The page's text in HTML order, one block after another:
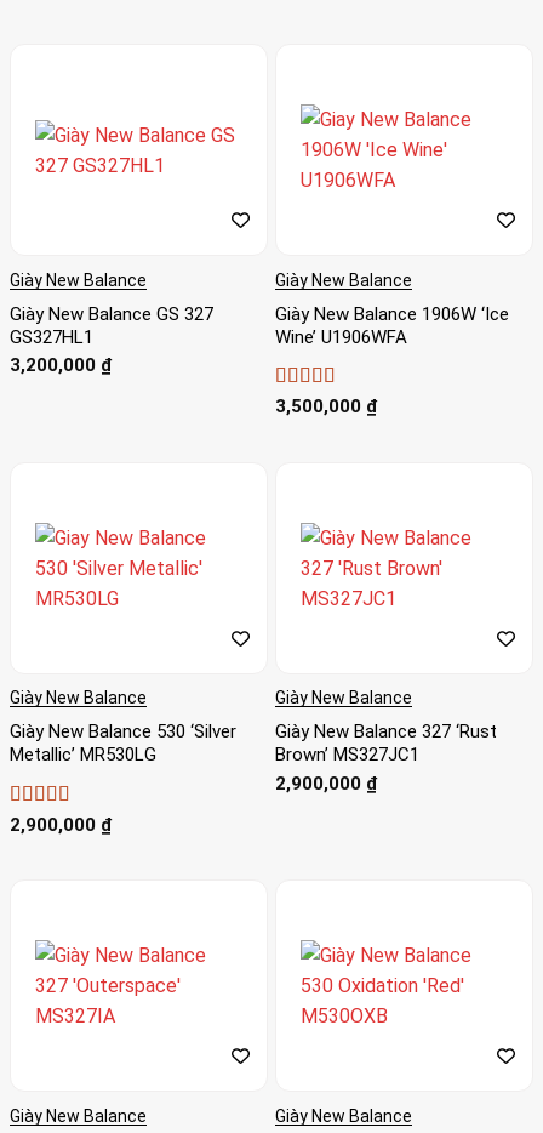
Giày New Balance
Giày New Balance GS 327
GS327HL1
3,200,000 ₫
Giày New Balance
Giày New Balance 1906W ‘Ice
Wine’ U1906WFA
Được xếp
3,500,000 ₫
Giày New Balance
Giày New Balance 530 ‘Silver
Metallic’ MR530LG
Được xếp
2,900,000 ₫
Giày New Balance
Giày New Balance 327 ‘Rust
Brown’ MS327JC1
2,900,000 ₫
Giày New Balance Giày New Balance